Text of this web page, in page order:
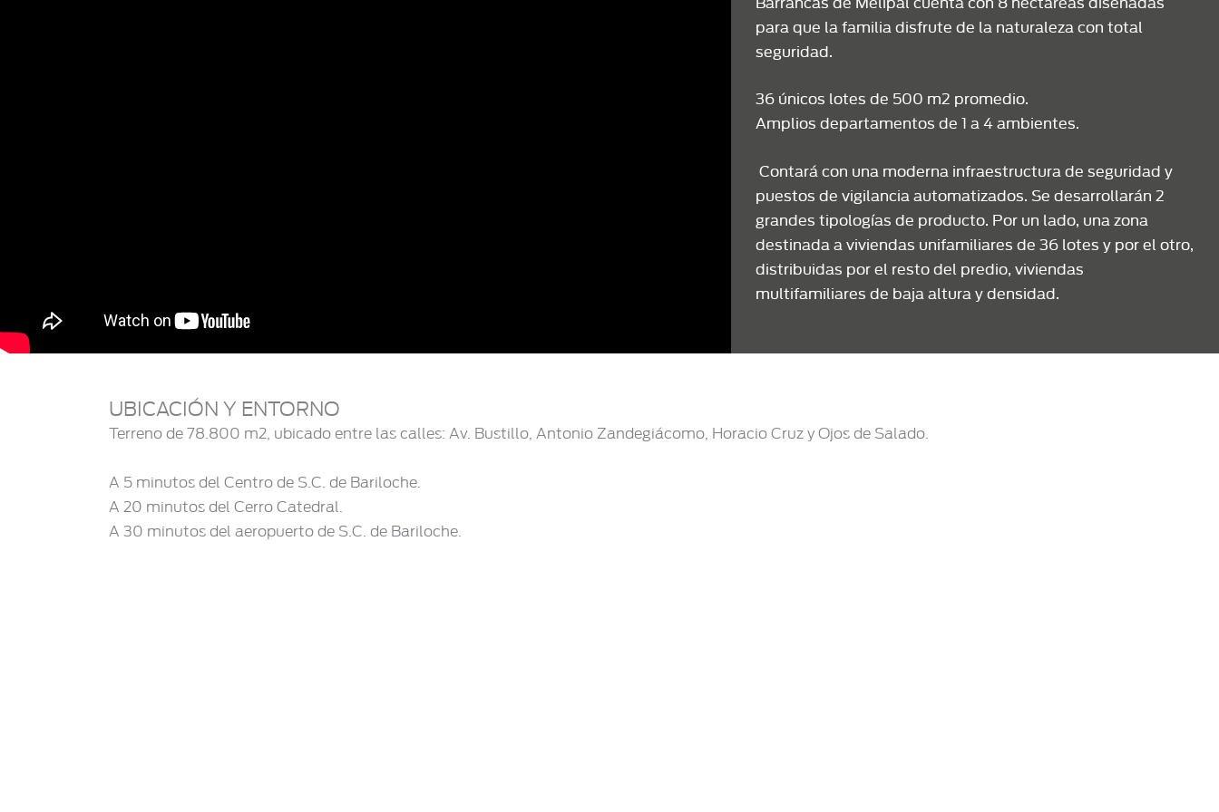
para que la familia disfrute de la naturaleza con total
seguridad.
36 únicos lotes de 500 m2 promedio.
Amplios departamentos de 1 a 4 ambientes.
Contará con una moderna infraestructura de seguridad y
puestos de vigilancia automatizados. Se desarrollarán 2
grandes tipologías de producto. Por un lado, una zona
destinada a viviendas unifamiliares de 36 lotes y por el otro,
distribuidas por el resto del predio, viviendas
multifamiliares de baja altura y densidad.
UBICACIÓN Y ENTORNO
Terreno de 78.800 m2, ubicado entre las calles: Av. Bustillo, Antonio Zandegiácomo, Horacio Cruz y Ojos de Salado.
A 5 minutos del Centro de S.C. de Bariloche.
A 20 minutos del Cerro Catedral.
A 30 minutos del aeropuerto de S.C. de Bariloche.